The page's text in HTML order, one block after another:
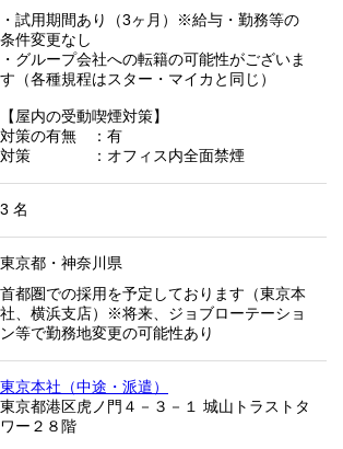
・試用期間あり（3ヶ月）※給与・勤務等の
条件変更なし
・グループ会社への転籍の可能性がございま
す（各種規程はスター・マイカと同じ）
【屋内の受動喫煙対策】
対策の有無 ：有
対策 ：オフィス内全面禁煙
3 名
東京都 ・ 神奈川県
首都圏での採用を予定しております（東京本
社、横浜支店）※将来、ジョブローテーショ
ン等で勤務地変更の可能性あり
東京本社（中途・派遣）
東京都港区虎ノ門４－３－１ 城山トラストタ
ワー２８階